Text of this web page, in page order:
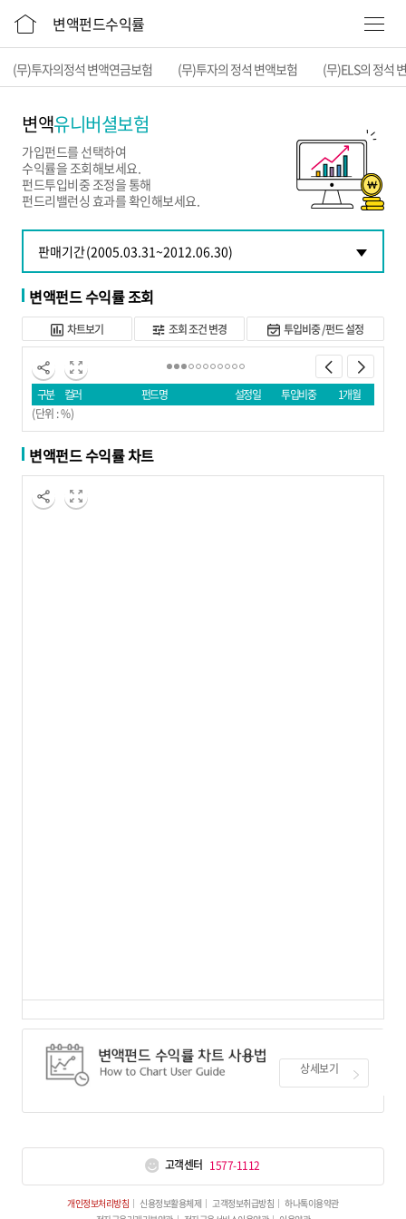
변액펀드수익률
(무)투자의정석 변액연금보험 (무)투자의 정석 변액보험 (무)ELS의 정석
변액유니버셜보험
가입펀드를 선택하여
수익률을 조회해보세요.
펀드투입비중 조정을 통해
펀드리밸런싱 효과를 확인해보세요.
변액펀드 수익률 조회
차트보기 조회 조건 변경 투입비중 /펀드 설정
구분 컬러 펀드명 설정일 투입비중
1개월
(단위 : %)
변액펀드 수익률 차트
상세보기
고객센터 1577-1112
개인정보처리방침 신용정보활용체제 고객정보취급방침
하나톡이용약관